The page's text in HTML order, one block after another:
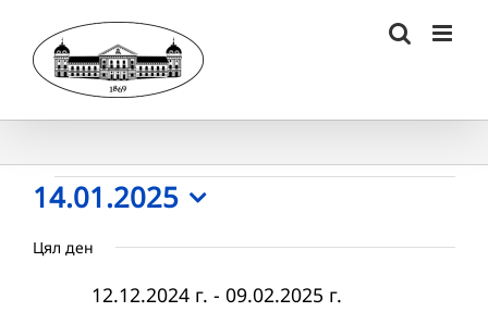
content
Събития
for
14.01.2025
14.01.2025
date.
Цял ден
12.12.2024 г. - 09.02.2025 г.